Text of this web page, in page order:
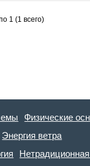
1 (1 всего)
Физические
Энергия ветра
Нетрадиционная